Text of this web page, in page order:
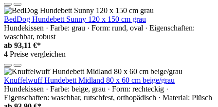
BedDog Hundebett Sunny 120 x 150 cm grau
Hundekissen · Farbe: grau · Form: rund, oval · Eigenschaften:
waschbar, robust
ab 93,11 €*
4 Preise vergleichen
Knuffelwuff Hundebett Midland 80 x 60 cm beige/grau
Hundekissen · Farbe: beige, grau · Form: rechteckig ·
Eigenschaften: waschbar, rutschfest, orthopädisch · Material: Plüsch